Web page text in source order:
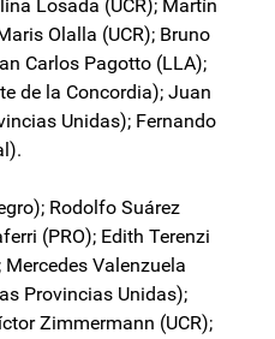
Losada (UCR); Martín
Olalla (UCR); Bruno
Carlos Pagotto (LLA);
de la Concordia); Juan
Unidas); Fernando
Rodolfo Suárez
(PRO); Edith Terenzi
Valenzuela
Provincias Unidas);
Zimmermann (UCR);